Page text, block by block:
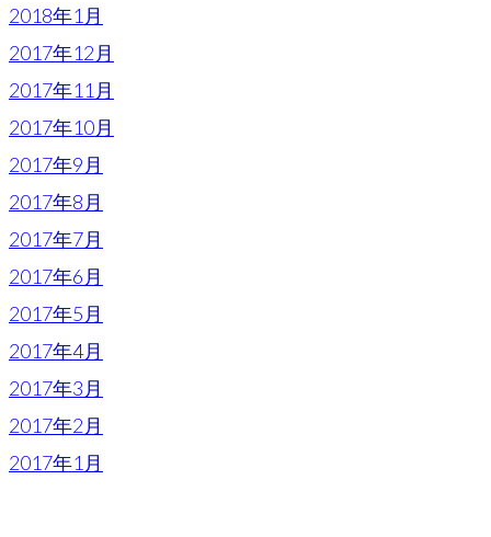
2018年1月
2017年12月
2017年11月
2017年10月
2017年9月
2017年8月
2017年7月
2017年6月
2017年5月
2017年4月
2017年3月
2017年2月
2017年1月